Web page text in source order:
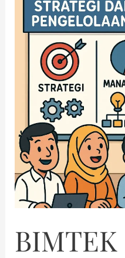
Sakit
BIMTEK